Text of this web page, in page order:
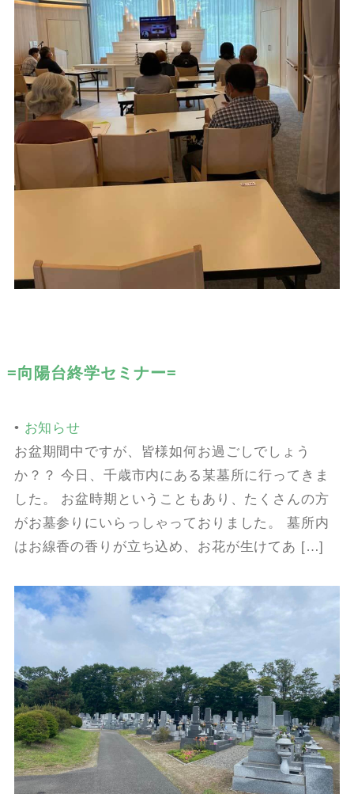
=向陽台終学セミナー=
• お知らせ
お盆期間中ですが、皆様如何お過ごしでしょう
か？？ 今日、千歳市内にある某墓所に行ってきま
した。 お盆時期ということもあり、たくさんの方
がお墓参りにいらっしゃっておりました。 墓所内
はお線香の香りが立ち込め、お花が生けてあ […]